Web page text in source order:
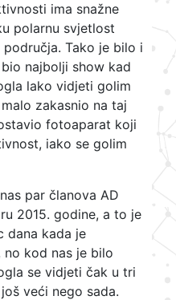
ima snažne
polarnu svjetlost
Tako je bilo i
najbolji show kad
lako vidjeti golim
zakasnio na taj
fotoaparat koji
iako se golim
par članova AD
2015. godine, a to je
dana kada je
kod nas je bilo
se vidjeti čak u tri
veći nego sada.